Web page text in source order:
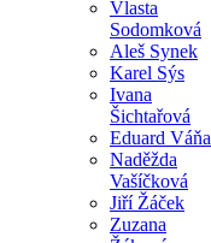
Vlasta
Sodomková
Aleš Synek
Karel Sýs
Ivana
Šichtařová
Eduard Váňa
Naděžda
Vašíčková
Jiří Žáček
Zuzana